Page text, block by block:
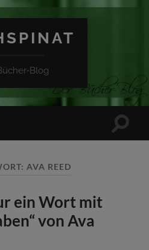
Blog
AVA REED
ein Wort mit
von Ava